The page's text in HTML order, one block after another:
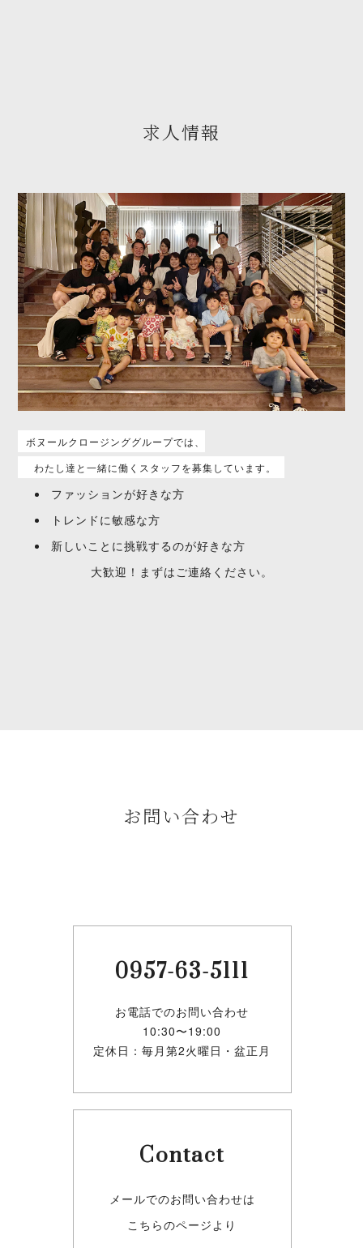
求人情報
ボヌールクロージンググループでは、
わたし達と一緒に働くスタッフを募集しています。
ファッションが好きな方
トレンドに敏感な方
新しいことに挑戦するのが好きな方
大歓迎！まずはご連絡ください。
お問い合わせ
0957-63-5111
お電話でのお問い合わせ
10:30〜19:00
定休日：毎月第2火曜日・盆正月
Contact
メールでのお問い合わせは
こちらのページより